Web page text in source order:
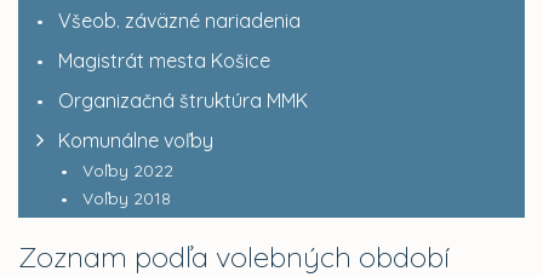
Všeob. záväzné nariadenia
Magistrát mesta Košice
Organizačná štruktúra MMK
Komunálne voľby
Voľby 2022
Voľby 2018
Zoznam podľa volebných období